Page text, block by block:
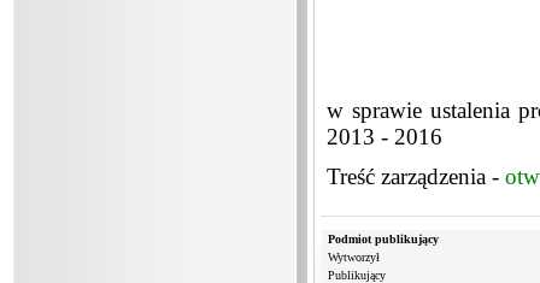
w sprawie ustalenia
2013 - 2016
Treść zarządzenia -
Podmiot publikujący
Wytworzył
Publikujący